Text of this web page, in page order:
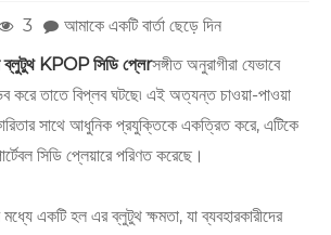
3
আমাকে একটি বার্তা ছেড়ে দিন
ব্লুটুথ KPOP সিডি প্লেrসঙ্গীত অনুরাগীরা যেভাবে
করে তাতে বিপ্লব ঘটছে৷ এই অত্যন্ত চাওয়া-পাওয়া
সাথে আধুনিক প্রযুক্তিকে একত্রিত করে, এটিকে
সিডি প্লেয়ারে পরিণত করেছে।
মধ্যে একটি হল এর ব্লুটুথ ক্ষমতা, যা ব্যবহারকারীদের